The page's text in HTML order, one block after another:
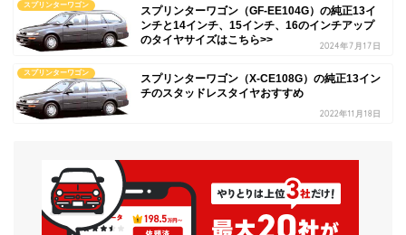
スプリンターワゴン
スプリンターワゴン（GF-EE104G）の純正13イ
ンチと14インチ、15インチ、16のインチアップ
のタイヤサイズはこちら>>
2024年7月17日
スプリンターワゴン
スプリンターワゴン（X-CE108G）の純正13イン
チのスタッドレスタイヤおすすめ
2022年11月18日